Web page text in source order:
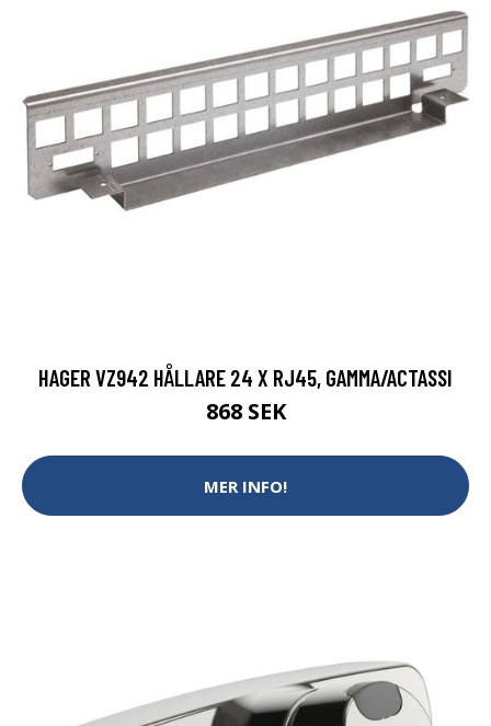
HAGER VZ942 HÅLLARE 24 X RJ45, GAMMA/ACTASSI
868 SEK
MER INFO!